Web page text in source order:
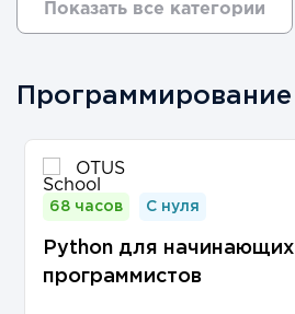
Показать все категории
Программирование
OTUS
68 часов С нуля
Python для начинающих
программистов